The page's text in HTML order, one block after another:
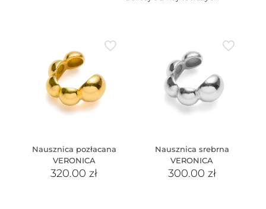
Nausznica pozłacana
VERONICA
320.00zł
Nausznica srebrna
VERONICA
300.00 zł